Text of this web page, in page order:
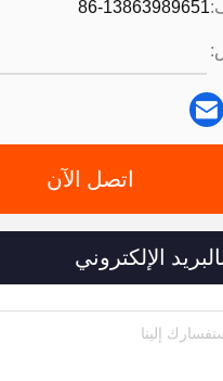
86-13863989651
اتصل الآن
الإلكتروني